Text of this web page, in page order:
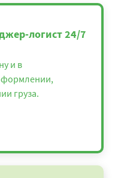
логист 24/7
и в
груза.